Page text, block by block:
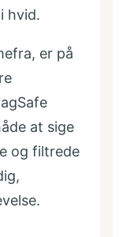
hvid.
er på
at sige
og filtrede